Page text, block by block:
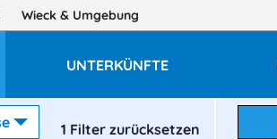
Wieck & Umgebung
UNTERKÜNFTE
1 Filter zurücksetzen